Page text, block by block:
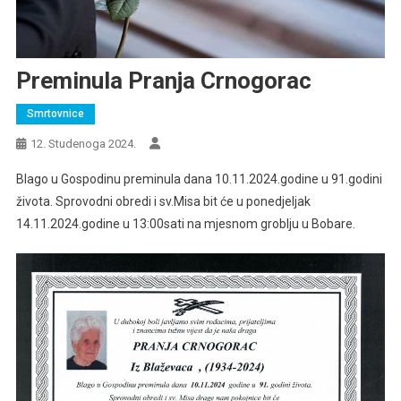
Preminula Pranja Crnogorac
Smrtovnice
12. Studenoga 2024.
Blago u Gospodinu preminula dana 10.11.2024.godine u 91.godini
života. Sprovodni obredi i sv.Misa bit će u ponedjeljak
14.11.2024.godine u 13:00sati na mjesnom groblju u Bobare.